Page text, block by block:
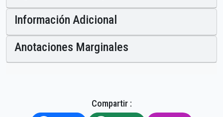
Información Adicional
Anotaciones Marginales
Compartir :